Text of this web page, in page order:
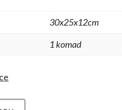
30x25x12cm
1 komad